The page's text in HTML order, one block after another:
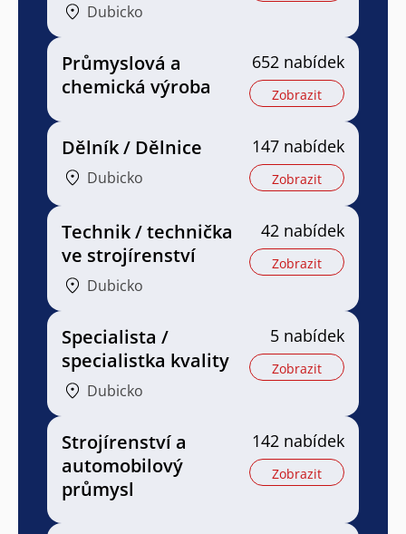
Dubicko
Průmyslová a
chemická výroba
652 nabídek
Zobrazit
Dělník / Dělnice
Dubicko
147 nabídek
Zobrazit
Technik / technička
ve strojírenství
Dubicko
42 nabídek
Zobrazit
Specialista /
specialistka kvality
Dubicko
5 nabídek
Zobrazit
Strojírenství a
automobilový
průmysl
142 nabídek
Zobrazit